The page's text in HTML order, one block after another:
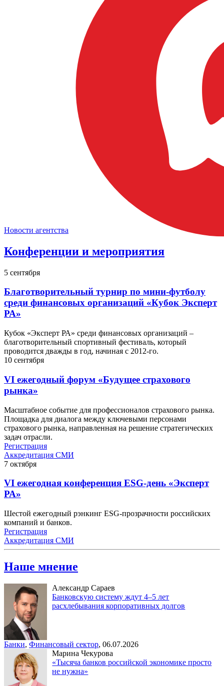
Новости агентства
Конференции и мероприятия
5 сентября
Благотворительный турнир по мини-футболу
среди финансовых организаций «Кубок Эксперт
РА»
Кубок «Эксперт РА» среди финансовых организаций –
благотворительный спортивный фестиваль, который
проводится дважды в год, начиная с 2012-го.
10 сентября
VI ежегодный форум «Будущее страхового
рынка»
Масштабное событие для профессионалов страхового рынка.
Площадка для диалога между ключевыми персонами
страхового рынка, направленная на решение стратегических
задач отрасли.
Регистрация
Аккредитация СМИ
7 октября
VI ежегодная конференция ESG-день «Эксперт
РА»
Шестой ежегодный рэнкинг ESG-прозрачности российских
компаний и банков.
Регистрация
Аккредитация СМИ
Наше мнение
Александр Сараев
Банковскую систему ждут 4–5 лет
расхлебывания корпоративных долгов
Банки, Финансовый сектор, 06.07.2026
Марина Чекурова
«Тысяча банков российской экономике просто
не нужна»